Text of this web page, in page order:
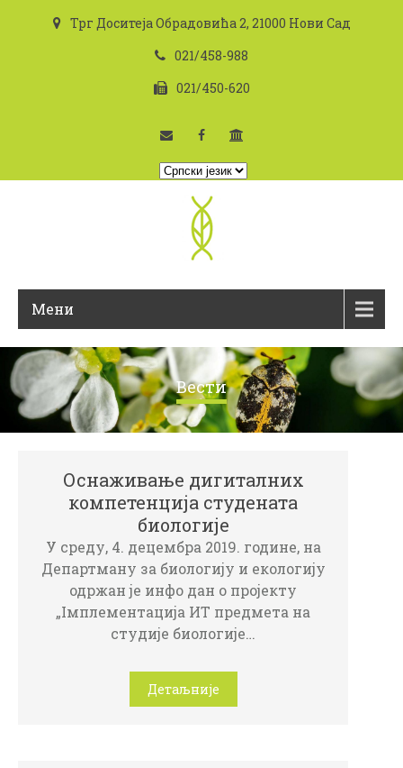
Трг Доситеја Обрадовића 2, 21000 Нови Сад
021/458-988
021/450-620
I
j
e
z
i
Мени
Вести
Оснаживање дигиталних
компетенција студената
биологије
У среду, 4. децембра 2019. године, на
Департману за биологију и екологију
одржан је инфо дан о пројекту
„Iмплементација ИТ предмета на
студије биологије…
Детаљније